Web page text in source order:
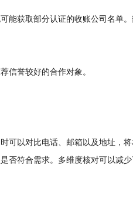
获取部分认证的收账公司名单
誉较好的合作对象。
以对比电话、邮箱以及地址，
符合需求。多维度核对可以减少